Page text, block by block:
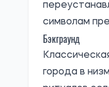
символам
Бэкграунд
города в